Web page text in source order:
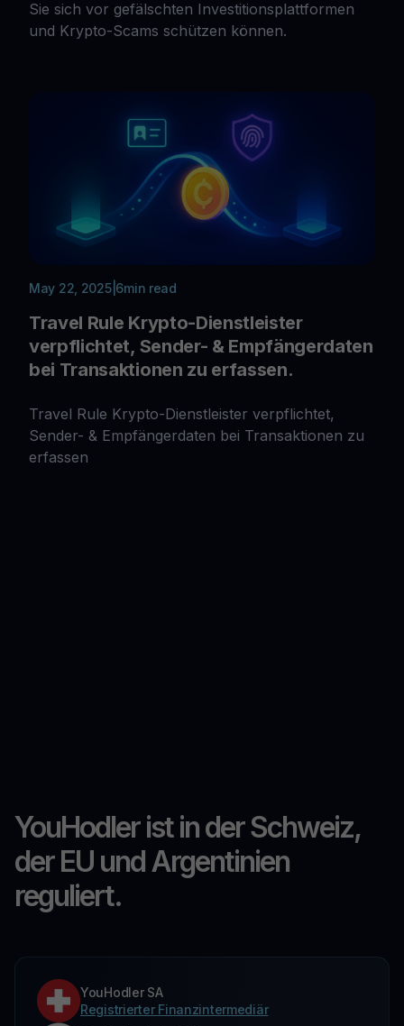
Sie sich vor gefälschten Investitionsplattformen
und Krypto-Scams schützen können.
May 22, 2025| 6min read
Travel Rule Krypto-Dienstleister
verpflichtet, Sender- & Empfängerdaten
bei Transaktionen zu erfassen.
Travel Rule Krypto-Dienstleister verpflichtet,
Sender- & Empfängerdaten bei Transaktionen zu
erfassen
YouHodler ist in der Schweiz,
der EU und Argentinien
reguliert.
YouHodler SA
Registrierter Finanzintermediär